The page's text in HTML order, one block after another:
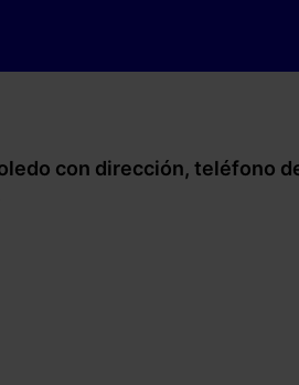
con dirección, teléfono